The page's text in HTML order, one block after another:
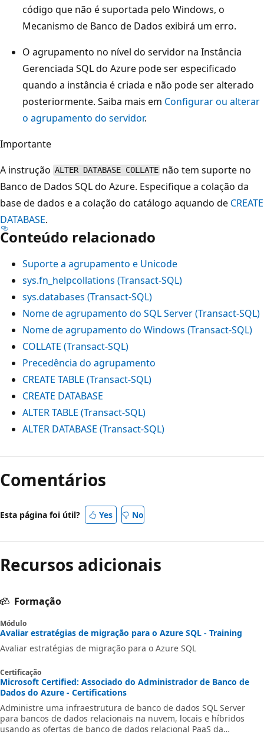
código que não é suportada pelo Windows, o
Mecanismo de Banco de Dados exibirá um erro.
O agrupamento no nível do servidor na Instância
Gerenciada SQL do Azure pode ser especificado
quando a instância é criada e não pode ser alterado
posteriormente. Saiba mais em Configurar ou alterar
o agrupamento do servidor.
Importante
A instrução ALTER DATABASE COLLATE não tem suporte no
Banco de Dados SQL do Azure. Especifique a colação da
base de dados e a colação do catálogo aquando de CREATE
DATABASE.
Conteúdo relacionado
Suporte a agrupamento e Unicode
sys.fn_helpcollations (Transact-SQL)
sys.databases (Transact-SQL)
Nome de agrupamento do SQL Server (Transact-SQL)
Nome de agrupamento do Windows (Transact-SQL)
COLLATE (Transact-SQL)
Precedência do agrupamento
CREATE TABLE (Transact-SQL)
CREATE DATABASE
ALTER TABLE (Transact-SQL)
ALTER DATABASE (Transact-SQL)
Comentários
Esta página foi útil? Yes No
Recursos adicionais
Formação
Módulo
Avaliar estratégias de migração para o Azure SQL - Training
Avaliar estratégias de migração para o Azure SQL
Certificação
Microsoft Certified: Associado do Administrador de Banco de
Dados do Azure - Certifications
Administre uma infraestrutura de banco de dados SQL Server
para bancos de dados relacionais na nuvem, locais e híbridos
usando as ofertas de banco de dados relacional PaaS da